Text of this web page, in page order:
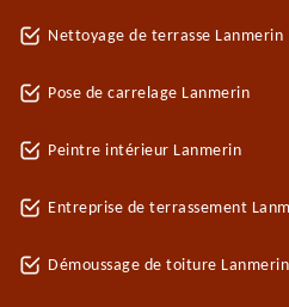
Nettoyage de terrasse Lanmerin
Pose de carrelage Lanmerin
Peintre intérieur Lanmerin
Entreprise de terrassement
Démoussage de toiture Lanmerin